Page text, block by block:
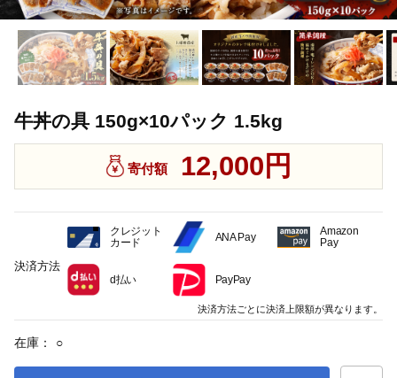
牛丼の具 150g×10パック 1.5kg
寄付額 12,000円
在庫： ○
決済方法
クレジット
カード
ANA Pay
Amazon
Pay
d払い PayPay
決済方法ごとに決済上限額が異なります。